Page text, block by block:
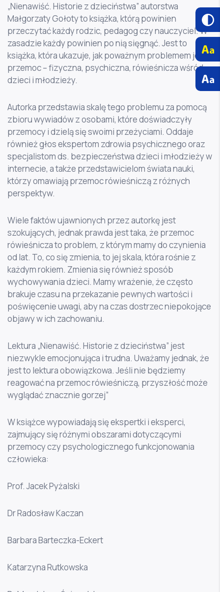
„Nienawiść. Historie z dzieciństwa” autorstwa
Małgorzaty Gołoty to książka, którą powinien
przeczytać każdy rodzic, pedagog czy nauczyciel. W
zasadzie każdy powinien po nią sięgnąć. Jest to
książka, która ukazuje, jak poważnym problemem jest
przemoc – fizyczna, psychiczna, rówieśnicza wśród
dzieci i młodzieży.
Autorka przedstawia skalę tego problemu za pomocą
zbioru wywiadów z osobami, które doświadczyły
przemocy i dzielą się swoimi przeżyciami. Oddaje
również głos ekspertom zdrowia psychicznego oraz
specjalistom ds. bezpieczeństwa dzieci i młodzieży w
internecie, a także przedstawicielom świata nauki,
którzy omawiają przemoc rówieśniczą z różnych
perspektyw.
Wiele faktów ujawnionych przez autorkę jest
szokujących, jednak prawda jest taka, że przemoc
rówieśnicza to problem, z którym mamy do czynienia
od lat. To, co się zmienia, to jej skala, która rośnie z
każdym rokiem. Zmienia się również sposób
wychowywania dzieci. Mamy wrażenie, że często
brakuje czasu na przekazanie pewnych wartości i
poświęcenie uwagi, aby na czas dostrzec niepokojące
objawy w ich zachowaniu.
Lektura „Nienawiść. Historie z dzieciństwa” jest
niezwykle emocjonująca i trudna. Uważamy jednak, że
jest to lektura obowiązkowa. Jeśli nie będziemy
reagować na przemoc rówieśniczą, przyszłość może
wyglądać znacznie gorzej”
W książce wypowiadają się ekspertki i eksperci,
zajmujący się różnymi obszarami dotyczącymi
przemocy czy psychologicznego funkcjonowania
człowieka:
Prof. Jacek Pyżalski
Dr Radosław Kaczan
Barbara Barteczka-Eckert
Katarzyna Rutkowska